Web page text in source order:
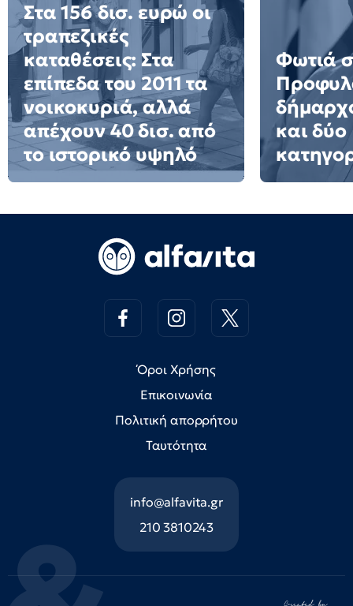
Στα 156 δισ. ευρώ οι
τραπεζικές
καταθέσεις: Στα
επίπεδα του 2011 τα
νοικοκυριά, αλλά
απέχουν 40 δισ. από
το ιστορικό υψηλό
Φωτιά
και δύο
Όροι Χρήσης
Επικοινωνία
Πολιτική απορρήτου
Ταυτότητα
info@alfavita.gr
210 3810243